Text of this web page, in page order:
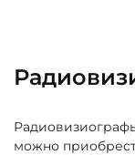
можно